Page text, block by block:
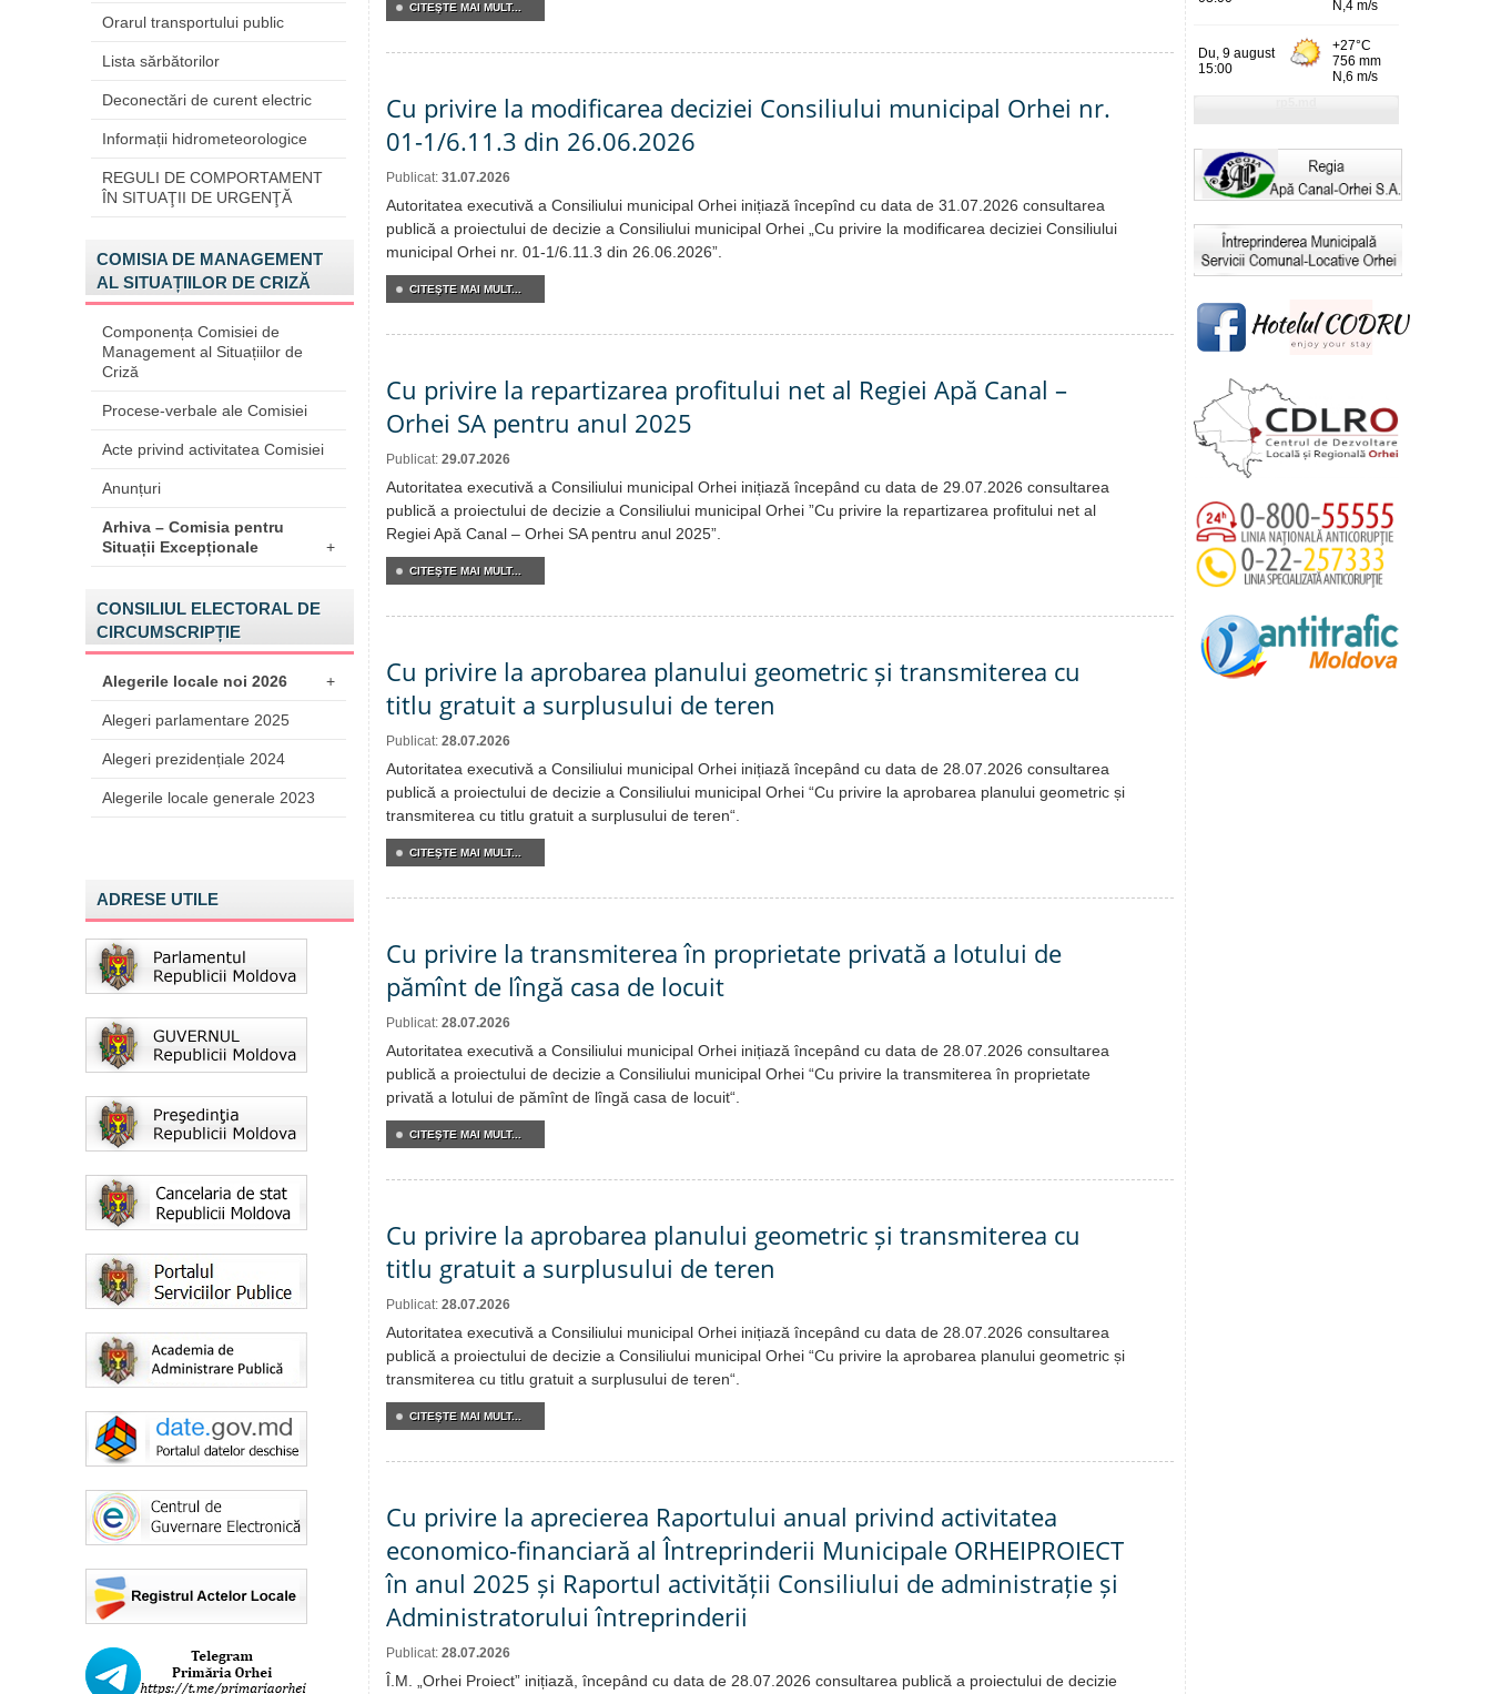
Orarul transportului public
Lista sărbătorilor
Deconectări de curent electric
Informații hidrometeorologice
REGULI DE COMPORTAMENT
ÎN SITUAŢII DE URGENŢĂ
COMISIA DE MANAGEMENT
AL SITUAȚIILOR DE CRIZĂ
Componența Comisiei de
Management al Situațiilor de
Criză
Procese-verbale ale Comisiei
Acte privind activitatea Comisiei
Anunțuri
Arhiva – Comisia pentru
Situații Excepționale
+
CONSILIUL ELECTORAL DE
CIRCUMSCRIPȚIE
Alegerile locale noi 2026 +
Alegeri parlamentare 2025
Alegeri prezidențiale 2024
Alegerile locale generale 2023
ADRESE UTILE
CITEŞTE MAI MULT...
Cu privire la modificarea deciziei Consiliului municipal Orhei nr.
01-1/6.11.3 din 26.06.2026
Publicat: 31.07.2026
Autoritatea executivă a Consiliului municipal Orhei inițiază începînd cu data de 31.07.2026 consultarea
publică a proiectului de decizie a Consiliului municipal Orhei „Cu privire la modificarea deciziei Consiliului
municipal Orhei nr. 01-1/6.11.3 din 26.06.2026”.
CITEŞTE MAI MULT...
Cu privire la repartizarea profitului net al Regiei Apă Canal –
Orhei SA pentru anul 2025
Publicat: 29.07.2026
Autoritatea executivă a Consiliului municipal Orhei inițiază începând cu data de 29.07.2026 consultarea
publică a proiectului de decizie a Consiliului municipal Orhei ”Cu privire la repartizarea profitului net al
Regiei Apă Canal – Orhei SA pentru anul 2025”.
CITEŞTE MAI MULT...
Cu privire la aprobarea planului geometric și transmiterea cu
titlu gratuit a surplusului de teren
Publicat: 28.07.2026
Autoritatea executivă a Consiliului municipal Orhei inițiază începând cu data de 28.07.2026 consultarea
publică a proiectului de decizie a Consiliului municipal Orhei “Cu privire la aprobarea planului geometric și
transmiterea cu titlu gratuit a surplusului de teren“.
CITEŞTE MAI MULT...
Cu privire la transmiterea în proprietate privată a lotului de
pămînt de lîngă casa de locuit
Publicat: 28.07.2026
Autoritatea executivă a Consiliului municipal Orhei inițiază începând cu data de 28.07.2026 consultarea
publică a proiectului de decizie a Consiliului municipal Orhei “Cu privire la transmiterea în proprietate
privată a lotului de pămînt de lîngă casa de locuit“.
CITEŞTE MAI MULT...
Cu privire la aprobarea planului geometric și transmiterea cu
titlu gratuit a surplusului de teren
Publicat: 28.07.2026
Autoritatea executivă a Consiliului municipal Orhei inițiază începând cu data de 28.07.2026 consultarea
publică a proiectului de decizie a Consiliului municipal Orhei “Cu privire la aprobarea planului geometric și
transmiterea cu titlu gratuit a surplusului de teren“.
CITEŞTE MAI MULT...
Cu privire la aprecierea Raportului anual privind activitatea
economico-financiară al Întreprinderii Municipale ORHEIPROIECT
în anul 2025 și Raportul activității Consiliului de administrație și
Administratorului întreprinderii
Publicat: 28.07.2026
Î.M. „Orhei Proiect” inițiază, începând cu data de 28.07.2026 consultarea publică a proiectului de decizie